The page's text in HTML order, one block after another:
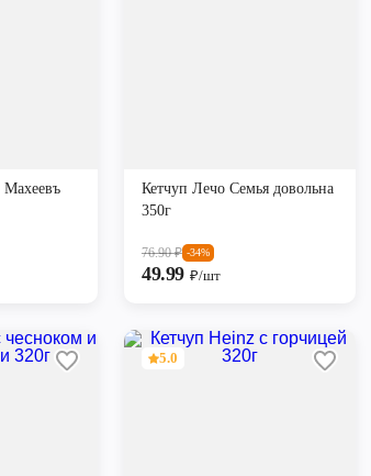
Махеевъ
Кетчуп Лечо Семья довольна
350г
76.90₽ -34%
49.99 ₽/шт
5.0